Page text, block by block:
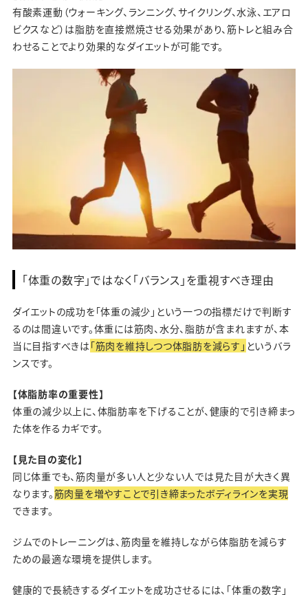
有酸素運動（ウォーキング、ランニング、サイクリング、水泳、エアロ
ビクスなど）は脂肪を直接燃焼させる効果があり、筋トレと組み合
わせることでより効果的なダイエットが可能です。
「体重の数字」ではなく「バランス」を重視すべき理由
ダイエットの成功を「体重の減少」という一つの指標だけで判断す
るのは間違いです。体重には筋肉、水分、脂肪が含まれますが、本
当に目指すべきは 「筋肉を維持しつつ体脂肪を減らす」 というバラ
ンスです。
【体脂肪率の重要性】
体重の減少以上に、体脂肪率を下げることが、健康的で引き締まっ
た体を作るカギです。
【見た目の変化】
同じ体重でも、筋肉量が多い人と少ない人では見た目が大きく異
なります。筋肉量を増やすことで引き締まったボディラインを実現
できます。
ジムでのトレーニングは、筋肉量を維持しながら体脂肪を減らす
ための最適な環境を提供します。
健康的で長続きするダイエットを成功させるには、「体重の数字」